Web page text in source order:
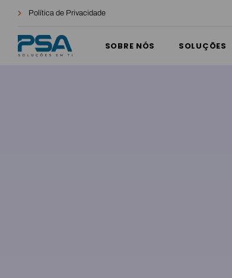
Política de Privacidade
SOBRE NÓS SOLUÇÕES